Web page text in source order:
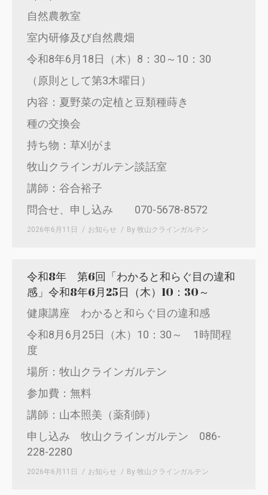
自然農教室
室内研修及び自然農畑
令和8年6月18日（木）8：30～10：30
（原則として第3木曜日）
内容：夏野菜の定植と豆類種蒔き
種の交換会
持ち物：草刈がま
牧山クラインガルテン談話室
講師：谷合裕子
問合せ、申し込み 070-5678-8572
2026年6月11日 お知らせ By 牧山クラインガルテン
令和8年 第6回「わかると和らぐ目の違和
感」令和8年6月25日（木）10：30～
健康講座 わかると和らぐ目の違和感
令和8月6月25日（木）10：30～ 1時間程
度
場所：牧山クラインガルテン
参加費：無料
講師：山本照美（薬剤師）
申し込み 牧山クラインガルテン 086-
228-2280
2026年6月11日 お知らせ By 牧山クラインガルテン